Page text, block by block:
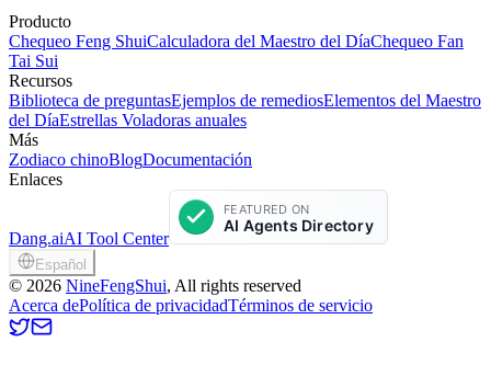
Producto
Chequeo Feng ShuiCalculadora del Maestro del DíaChequeo Fan
Tai Sui
Recursos
Biblioteca de preguntasEjemplos de remediosElementos del Maestro
del DíaEstrellas Voladoras anuales
Más
Zodiaco chinoBlogDocumentación
Enlaces
Dang.aiAI Tool Center
Español
© 2026 NineFengShui, All rights reserved
Acerca dePolítica de privacidadTérminos de servicio